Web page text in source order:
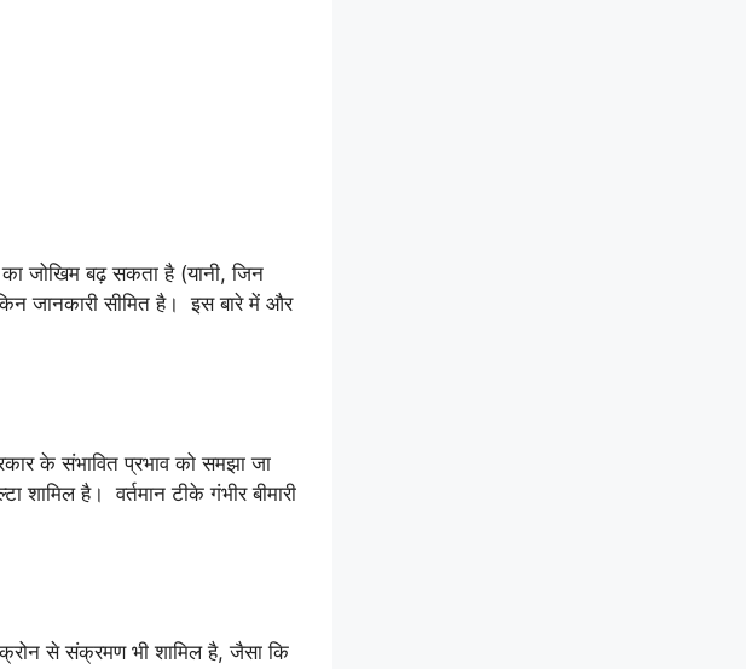
जोखिम बढ़ सकता है (यानी, जिन
जानकारी सीमित है। इस बारे में और
के संभावित प्रभाव को समझा जा
है। वर्तमान टीके गंभीर बीमारी
से संक्रमण भी शामिल है, जैसा कि